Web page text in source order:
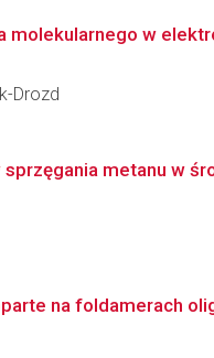
molekularnego w
Drozd
metanu w
na foldamerach